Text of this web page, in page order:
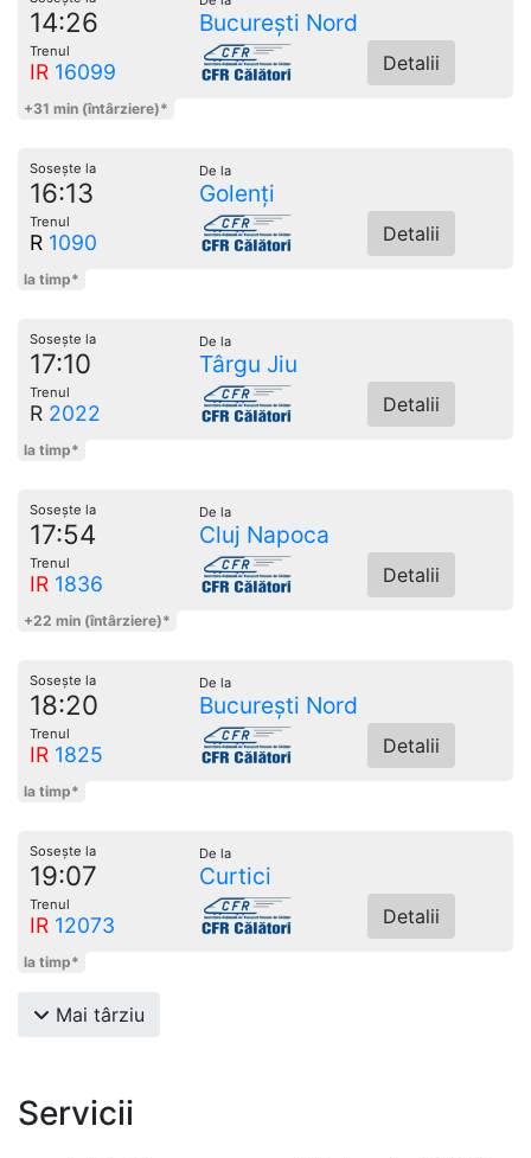
14:26 București Nord
Trenul
IR 16099 Detalii
+31 min (întârziere)*
Sosește la
16:13
De la
Golenți
Trenul
R 1090 Detalii
la timp*
Sosește la
17:10
De la
Târgu Jiu
Trenul
R 2022 Detalii
la timp*
Sosește la
17:54
De la
Cluj Napoca
Trenul
IR 1836 Detalii
+22 min (întârziere)*
Sosește la
18:20
De la
București Nord
Trenul
IR 1825 Detalii
la timp*
Sosește la
19:07
De la
Curtici
Trenul
IR 12073 Detalii
la timp*
Mai târziu
Servicii